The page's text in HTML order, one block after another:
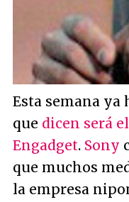
Esta semana
que dicen será
Engadget. Sony
que muchos
la empresa